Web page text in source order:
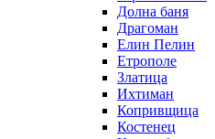
Долна баня
Драгоман
Елин Пелин
Етрополе
Златица
Ихтиман
Копривщица
Костенец